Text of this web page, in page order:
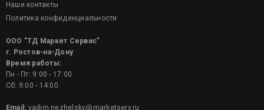
Наши контакты
Политика конфиденциальности
ООО "ТД Маркет Сервис"
г. Ростов-на-Дону
Время работы:
Пн - Пт: 9:00 - 17:00
Сб: 9:00 - 14:00
Email: vadim.nezhelsky@marketserv.ru